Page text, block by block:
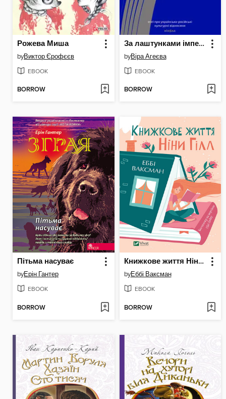
Рожева Миша
byВиктор Єрофєєв
EBOOK
BORROW
За лаштунками імперії
byВіра Агеєва
EBOOK
BORROW
Пітьма насуває
byЕрін Гантер
EBOOK
BORROW
Книжкове життя Ніни Гілл
byЕббі Ваксман
EBOOK
BORROW